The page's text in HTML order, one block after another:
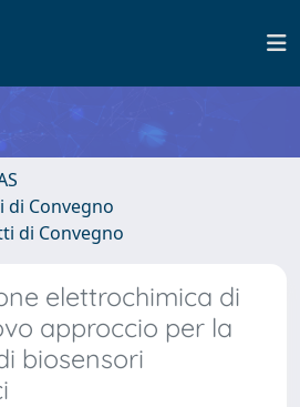
Convegno
di Convegno
elettrochimica di
approccio per la
biosensori